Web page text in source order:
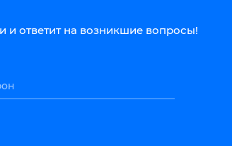
ответит на возникшие вопросы!